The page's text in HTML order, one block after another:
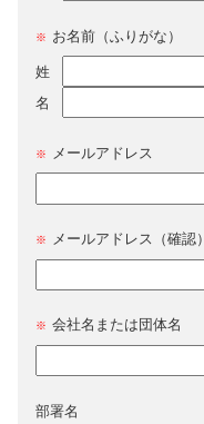
※ お名前（ふりがな）
姓
名
※ メールアドレス
※ メールアドレス（確認）
※ 会社名または団体名
部署名